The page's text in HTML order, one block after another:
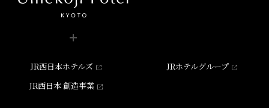
JR西日本ホテルズ
JRホテルグループ
JR西日本 創造事業